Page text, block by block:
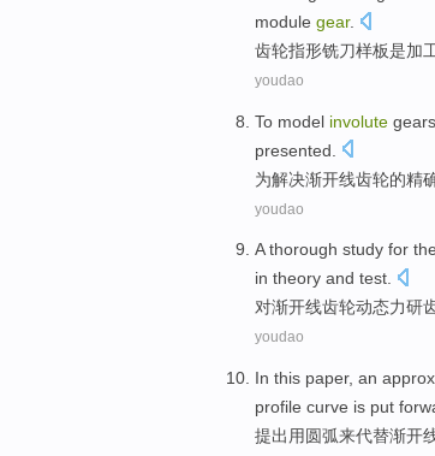
module gear.
齿轮指形铣刀样板是加
youdao
To model involute gears
presented
为解决渐开线齿轮的精
youdao
A thorough study for the
in theory and test.
对渐开线齿轮动态力研
youdao
In this paper, an
profile curve is put
提出 用圆弧来代替渐开